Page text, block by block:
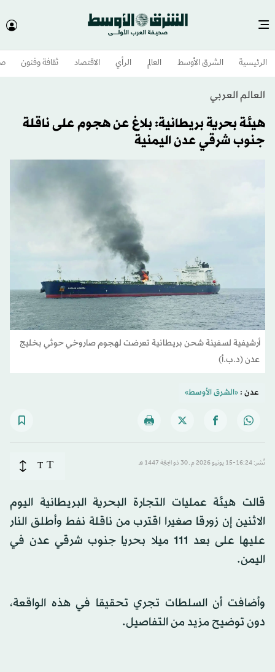
الرئيسية الشرق الأوسط​ العالم الرأي الاقتصاد ثقافة وفنون
العالم العربي
هيئة بحرية بريطانية: بلاغ عن هجوم على ناقلة
جنوب شرقي عدن اليمنية
أرشيفية لسفينة شحن بريطانية تعرضت لهجوم صاروخي حوثي بخليج
عدن (د.ب.أ)
عدن :«الشرق الأوسط»
نُشر: 16:24-15 يونيو 2026 م ـ 30 ذو الحِجّة 1447 هـ T
T
قالت هيئة عمليات التجارة البحرية البريطانية اليوم
الاثنين إن زورقا صغيرا اقترب من ناقلة نفط وأطلق النار
عليها على بعد 111 ميلا بحريا جنوب شرقي عدن في
اليمن.
وأضافت أن السلطات تجري تحقيقا في هذه الواقعة،
دون توضيح مزيد من التفاصيل.